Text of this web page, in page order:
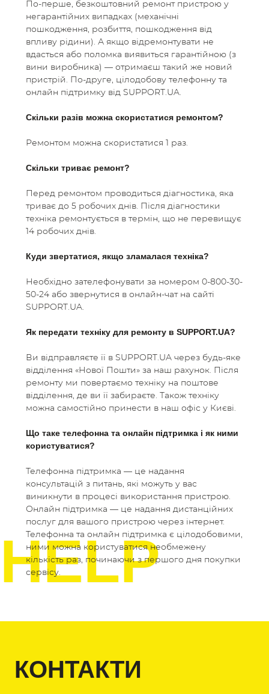
По-перше, безкоштовний ремонт пристрою у
негарантійних випадках (механічні
пошкодження, розбиття, пошкодження від
впливу рідини). А якщо відремонтувати не
вдасться або поломка виявиться гарантійною (з
вини виробника) — отримаєш такий же новий
пристрій. По-друге, цілодобову телефонну та
онлайн підтримку від SUPPORT.UA.
Скільки разів можна скористатися ремонтом?
Ремонтом можна скористатися 1 раз.
Скільки триває ремонт?
Перед ремонтом проводиться діагностика, яка
триває до 5 робочих днів. Після діагностики
техніка ремонтується в термін, що не перевищує
14 робочих днів.
Куди звертатися, якщо зламалася техніка?
Необхідно зателефонувати за номером 0-800-30-
50-24 або звернутися в онлайн-чат на сайті
SUPPORT.UA.
Як передати техніку для ремонту в SUPPORT.UA?
Ви відправляєте її в SUPPORT.UA через будь-яке
відділення «Нової Пошти» за наш рахунок. Після
ремонту ми повертаємо техніку на поштове
відділення, де ви її забираєте. Також техніку
можна самостійно принести в наш офіс у Києві.
Що таке телефонна та онлайн підтримка і як ними
користуватися?
Телефонна підтримка— це надання
консультацій з питань, які можуть у вас
виникнути в процесі використання пристрою.
Онлайн підтримка— це надання дистанційних
послуг для вашого пристрою через інтернет.
Телефонна та онлайн підтримка є цілодобовими,
ними можна користуватися необмежену
кількість раз, починаючи з першого дня покупки
сервісу.
HELP
КОНТАКТИ